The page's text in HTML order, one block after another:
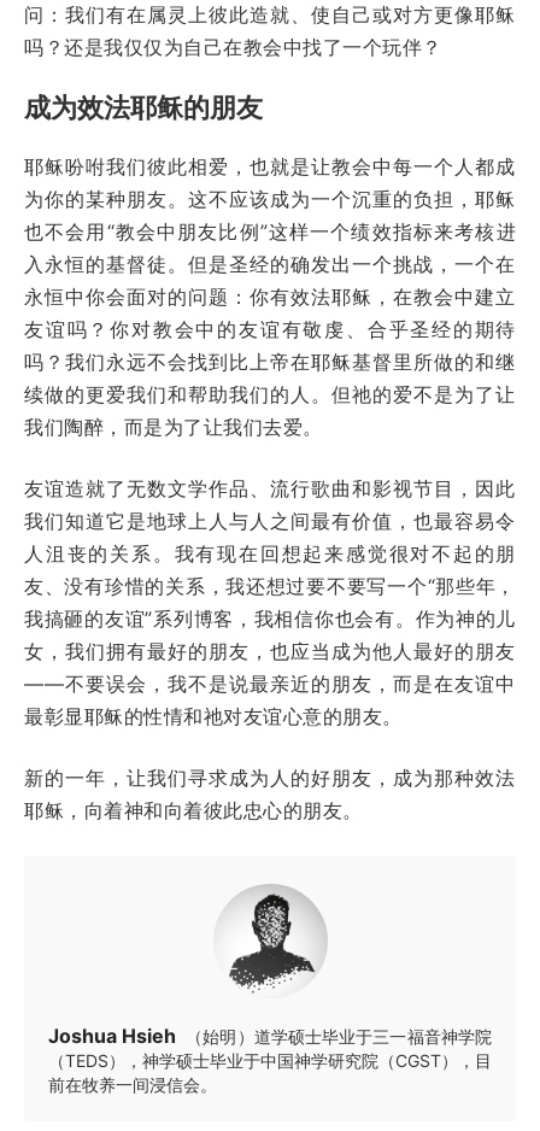
问：我们有在属灵上彼此造就、使自己或对方更像耶稣
吗？还是我仅仅为自己在教会中找了一个玩伴？
成为效法耶稣的朋友
耶稣吩咐我们彼此相爱，也就是让教会中每一个人都成
为你的某种朋友。这不应该成为一个沉重的负担，耶稣
也不会用“教会中朋友比例”这样一个绩效指标来考核进
入永恒的基督徒。但是圣经的确发出一个挑战，一个在
永恒中你会面对的问题：你有效法耶稣，在教会中建立
友谊吗？你对教会中的友谊有敬虔、合乎圣经的期待
吗？我们永远不会找到比上帝在耶稣基督里所做的和继
续做的更爱我们和帮助我们的人。但祂的爱不是为了让
我们陶醉，而是为了让我们去爱。
友谊造就了无数文学作品、流行歌曲和影视节目，因此
我们知道它是地球上人与人之间最有价值，也最容易令
人沮丧的关系。我有现在回想起来感觉很对不起的朋
友、没有珍惜的关系，我还想过要不要写一个“那些年，
我搞砸的友谊”系列博客，我相信你也会有。作为神的儿
女，我们拥有最好的朋友，也应当成为他人最好的朋友
——不要误会，我不是说最亲近的朋友，而是在友谊中
最彰显耶稣的性情和祂对友谊心意的朋友。
新的一年，让我们寻求成为人的好朋友，成为那种效法
耶稣，向着神和向着彼此忠心的朋友。
Joshua Hsieh
（始明）道学硕士毕业于三一福音神学院
（TEDS），神学硕士毕业于中国神学研究院（CGST），目
前在牧养一间浸信会。